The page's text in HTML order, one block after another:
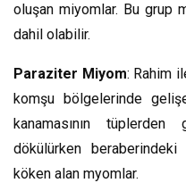
oluşan miyomlar. Bu grup
dahil olabilir.
Paraziter Miyom: Rahim
komşu bölgelerinde
kanamasının
dökülürken
köken alan myomlar.